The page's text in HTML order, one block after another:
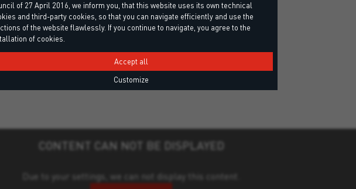
Zobrazit všechny varianty
CONTENT CAN NOT BE DISPLAYED
Due to your settings, we can not display this content.
of 27 April 2016, we inform you, that this website uses its own technical
and third-party cookies, so that you can navigate efficiently and use the
of the website flawlessly. If you continue to navigate, you agree to the
of cookies.
Accept all
Customize